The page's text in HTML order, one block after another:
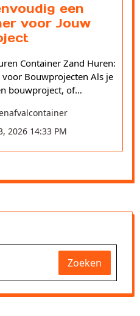
een
voor Jouw
Container Zand Huren:
voor Bouwprojecten Als je
bouwproject, of…
2026 14:33 PM
Zoeken